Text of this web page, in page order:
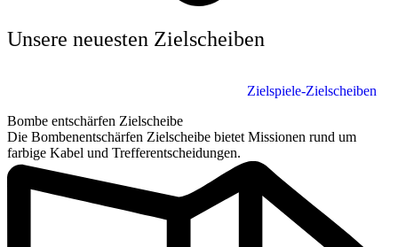
Unsere neuesten Zielscheiben
Zielspiele-Zielscheiben
Bombe entschärfen Zielscheibe
Die Bombenentschärfen Zielscheibe bietet Missionen rund um
farbige Kabel und Trefferentscheidungen.